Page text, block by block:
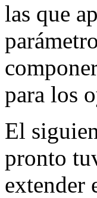
las que
para los
El
pronto
extender